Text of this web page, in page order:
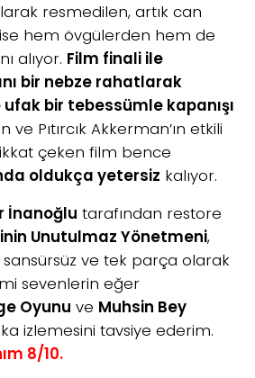
resmedilen, artık can
hem övgülerden hem de
alıyor. Film finali ile
bir nebze rahatlarak
bir tebessümle kapanışı
ve Pıtırcık Akkerman’ın etkili
çeken film bence
oldukça yetersiz kalıyor.
İnanoğlu tarafından restore
Unutulmaz Yönetmeni,
ve tek parça olarak
sevenlerin eğer
Oyunu ve Muhsin Bey
izlemesini tavsiye ederim.
8/10.